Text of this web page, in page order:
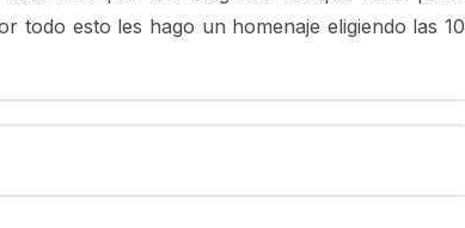
todo esto les hago un homenaje eligiendo las 10